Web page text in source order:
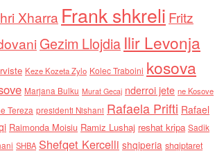
Xharra Frank shkreli Fritz
Gezim Llojdia Ilir Levonja
Keze Kozeta Zylo Kolec Traboini kosova
Marjana Bulku Murat Gecaj nderroi jete ne Kosove
Tereza presidenti Nishani Rafaela Prifti Rafael
Raimonda Moisiu Ramiz Lushaj reshat kripa Sadik
SHBA Shefqet Kercelli shqiperia shqiptaret